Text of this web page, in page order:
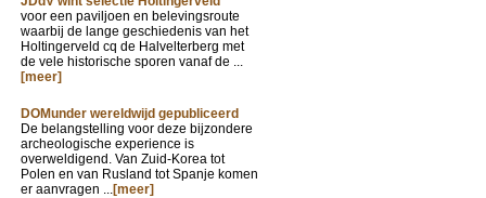
voor een paviljoen en belevingsroute
waarbij de lange geschiedenis van het
Holtingerveld cq de Halvelterberg met
de vele historische sporen vanaf de ...
[meer]
DOMunder wereldwijd gepubliceerd
De belangstelling voor deze bijzondere
archeologische experience is
overweldigend. Van Zuid-Korea tot
Polen en van Rusland tot Spanje komen
er aanvragen ...[meer]